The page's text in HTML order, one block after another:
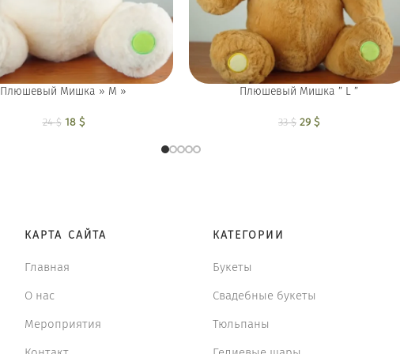
Плюшевый Мишка » M »
24$
Первоначальная
18 $
Плюшевый Мишка ” L ”
33$
Первоначальная
29 $
КАРТА САЙТА
Главная
О нас
Мероприятия
КАТЕГОРИИ
Букеты
Свадебные букеты
Тюльпаны